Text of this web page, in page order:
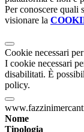
Per conoscere quali
visionare la
Cookie necessari
I cookie necessari
disabilitati. È
policy.
Nome
Tipologia